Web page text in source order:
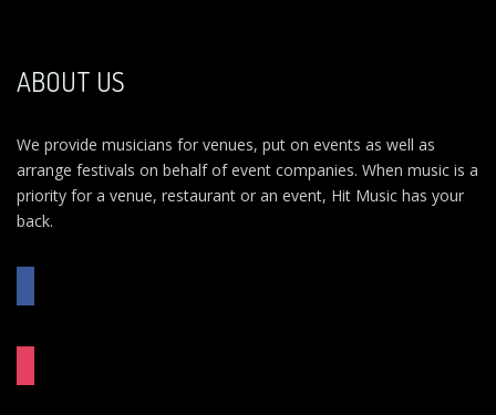
ABOUT US
We provide musicians for venues, put on events as well as
arrange festivals on behalf of event companies. When music is a
priority for a venue, restaurant or an event, Hit Music has your
back.